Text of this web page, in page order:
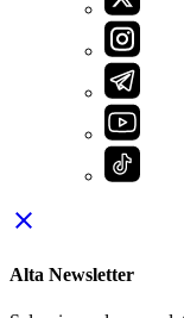
close
Alta Newsletter